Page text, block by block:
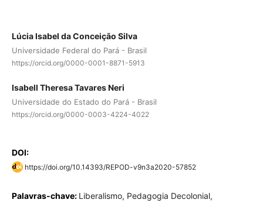
Lúcia Isabel da Conceição Silva
Universidade Federal do Pará - Brasil
https://orcid.org/0000-0001-8871-5913
Isabell Theresa Tavares Neri
Universidade do Estado do Pará - Brasil
https://orcid.org/0000-0003-4224-4022
DOI:
https://doi.org/10.14393/REPOD-v9n3a2020-57852
Palavras-chave: Liberalismo, Pedagogia Decolonial,